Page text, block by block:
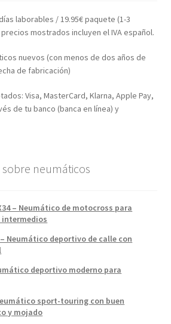
laborables / 19.95€ paquete (1-3
mostrados incluyen el IVA español.
nuevos (con menos de dos años de
de fabricación)
Visa, MasterCard, Klarna, Apple Pay,
de tu banco (banca en línea) y
neumáticos
– Neumático de motocross para
intermedios
Neumático deportivo de calle con
deportivo moderno para
sport-touring con buen
y mojado